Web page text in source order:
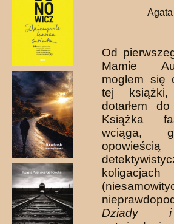
Od
Mamie
mogłem się
tej
dotarłem
Książka
wciąga,
opowieścią
koligacjach
Dziady